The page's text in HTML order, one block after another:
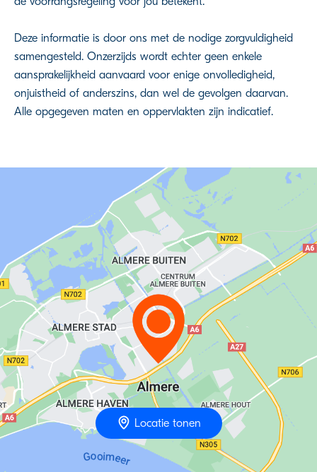
Deze informatie is door ons met de nodige zorgvuldigheid
samengesteld. Onzerzijds wordt echter geen enkele
aansprakelijkheid aanvaard voor enige onvolledigheid,
onjuistheid of anderszins, dan wel de gevolgen daarvan.
Alle opgegeven maten en oppervlakten zijn indicatief.
Locatie tonen